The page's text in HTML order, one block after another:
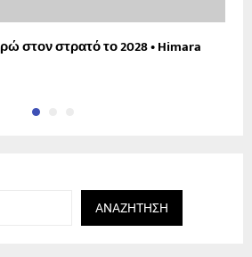
στον στρατό το 2028 • Himara
ΑΝΑΖΉΤΗΣΗ